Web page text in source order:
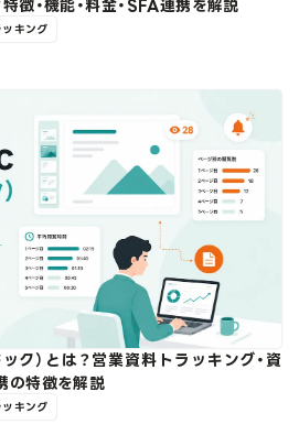
・機能・料金・SFA連携を解説
ッキング
ク）とは？営業資料トラッキング・資
特徴を解説
ッキング